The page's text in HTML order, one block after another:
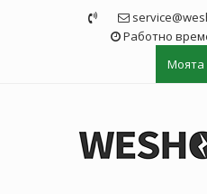
Работно
Моята